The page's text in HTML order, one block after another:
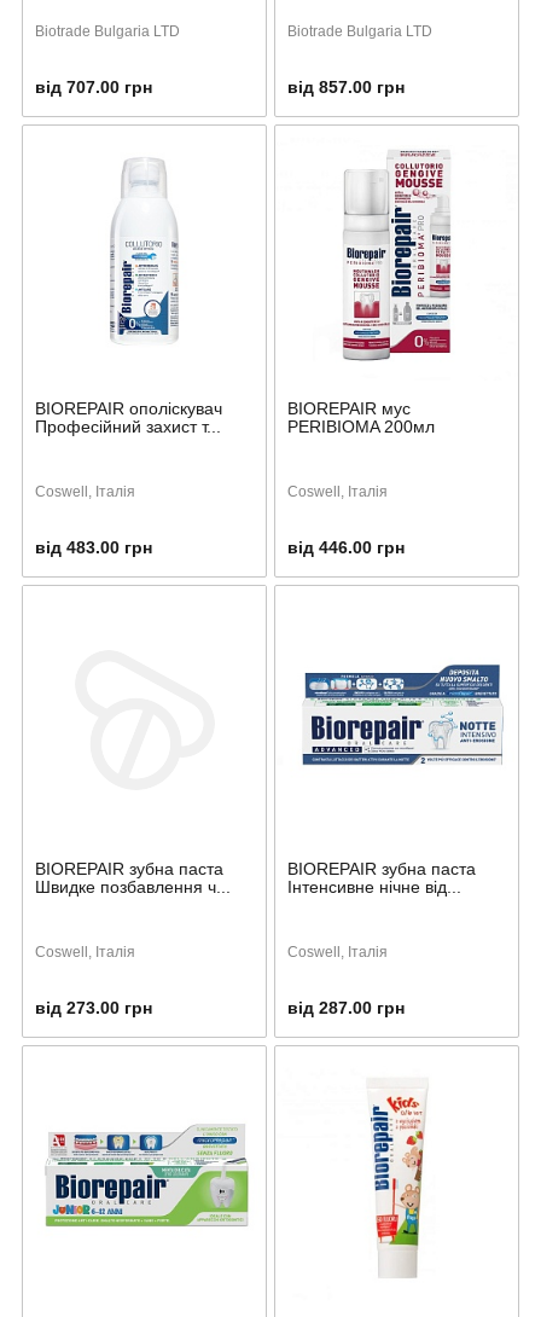
Biotrade Bulgaria LTD
від 707.00 грн
Biotrade Bulgaria LTD
від 857.00 грн
BIOREPAIR ополіскувач
Професійний захист т...
Coswell, Італія
від 483.00 грн
BIOREPAIR мус
PERIBIOMA 200мл
Coswell, Італія
від 446.00 грн
BIOREPAIR зубна паста
Швидке позбавлення ч...
Coswell, Італія
від 273.00 грн
BIOREPAIR зубна паста
Інтенсивне нічне від...
Coswell, Італія
від 287.00 грн